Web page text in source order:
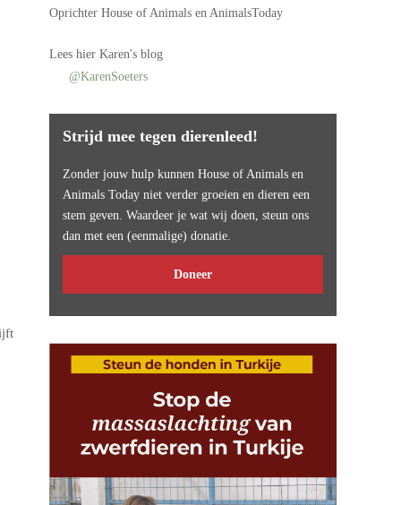
OprichterHouse of Animals en AnimalsToday
Leeshier Karen's blog
@KarenSoeters
Strijd mee tegen dierenleed!
Zonder jouw hulp kunnen House of Animals en
Animals Today niet verder groeien en dieren een
stem geven. Waardeer je wat wij doen, steun ons
dan met een (eenmalige) donatie.
Doneer